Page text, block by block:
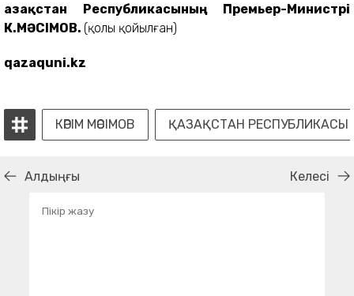
Қазақстан Республикасының Премьер-Министрі
К.МӘСІМОВ. (қолы қойылған)
qazaquni.kz
КӘРІМ МӘСІМОВ ҚАЗАҚСТАН РЕСПУБЛИКАСЫ
Алдыңғы Келесі